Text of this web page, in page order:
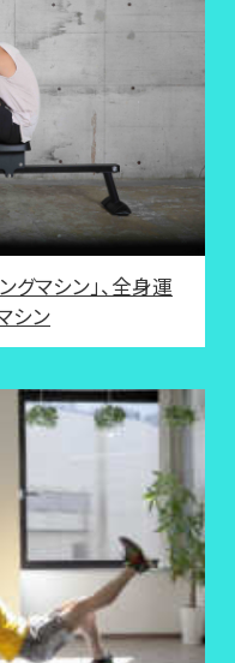
グマシン」、全身運
シン